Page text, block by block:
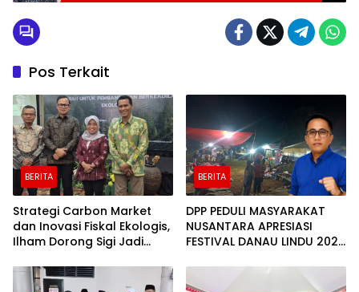
Pos Terkait
BERITA
Strategi Carbon Market
dan Inovasi Fiskal Ekologis,
Ilham Dorong Sigi Jadi
Sejahtera
BERITA
DPP PEDULI MASYARAKAT
NUSANTARA APRESIASI
FESTIVAL DANAU LINDU 2026
DAN EKONOMI KERAKYATAN